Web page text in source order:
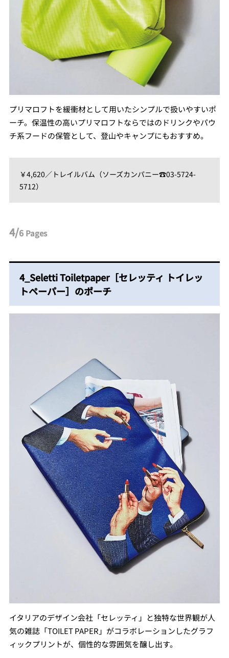
プリマロフトを緩衝材として用いたシンプルで扱いやすいポ
ーチ。保温性の高いプリマロフトならではのドリンクやパウ
チ系フードの保管として、登山やキャンプにもおすすめ。
￥4,620／トレイルバム（ソーズカンパニー☎03-5724-
5712）
4/6 Pages
4_Seletti Toiletpaper［セレッティ トイレッ
トペーパー］のポーチ
イタリアのデザイン会社「セレッティ」と独特な世界観が人
気の雑誌「TOILET PAPER」がコラボレーションしたグラフ
ィックプリントが、個性的な雰囲気を醸し出す。